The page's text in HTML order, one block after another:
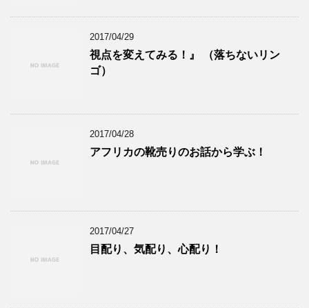
2017/04/29
視点を変えてみる！』 （落ちないリン
ゴ）
2017/04/28
アフリカの靴売りのお話から学ぶ！
2017/04/27
目配り、気配り、心配り！